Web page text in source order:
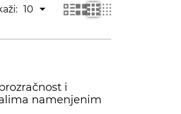
10
i
namenjenim